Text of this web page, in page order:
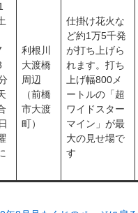
利根川
大渡橋
周辺
（前橋
市大渡
町）
仕掛け花火な
ど約1万5千発
が打ち上げら
れます。打ち
上げ幅800メ
ートルの「超
ワイドスター
マイン」が最
大の見せ場で
す